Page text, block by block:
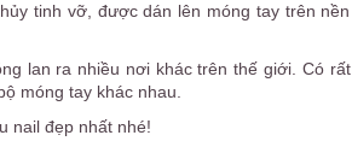
tinh vỡ, được dán lên móng tay trên nền
lan ra nhiều nơi khác trên thế giới. Có rất
móng tay khác nhau.
nail đẹp nhất nhé!